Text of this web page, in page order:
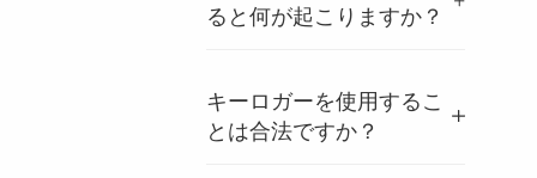
ると何が起こりますか？
キーロガーを使用するこ
とは合法ですか？